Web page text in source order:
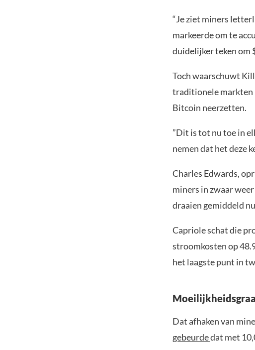
“Je ziet miners
markeerde om te
duidelijker teken om
Toch waarschuwt
traditionele markten
Bitcoin neerzetten.
”Dit is tot nu toe in
nemen dat het deze
Charles Edwards,
miners in zwaar
draaien gemiddeld
Capriole schat die
stroomkosten op
het laagste punt in
Dat afhaken van
gebeurdedat met